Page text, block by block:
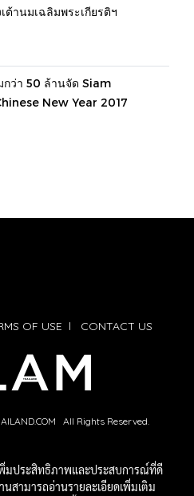
ต้านมเฉลิมพระเกียรติฯ
กว่า 50 ล้านจัด Siam
New Year 2017
OF USE l CONTACT US
All Rights Reserved.
พิ่มประสิทธิภาพและประสบการณ์ที่ดี
นสามารถอ่านรายละเอียดเพิ่มเติม